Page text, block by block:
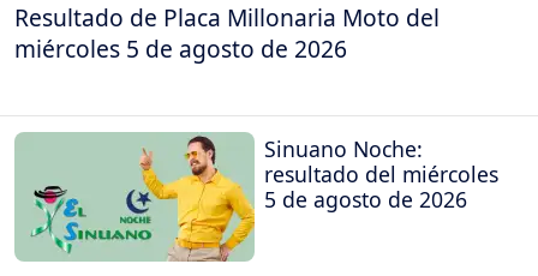
Resultado de Placa Millonaria Moto del
miércoles 5 de agosto de 2026
Sinuano Noche:
resultado del miércoles
5 de agosto de 2026